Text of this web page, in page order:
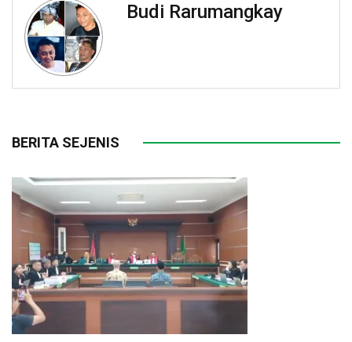
Budi Rarumangkay
BERITA SEJENIS